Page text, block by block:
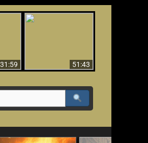
51:43